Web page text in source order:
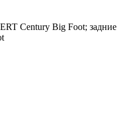
Century Big Foot; задние